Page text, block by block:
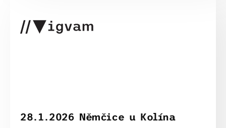
28.1.2026 Němčice u Kolína